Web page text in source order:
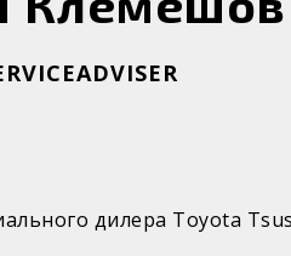
дилера Toyota